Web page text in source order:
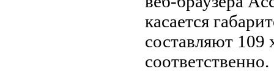
касается
составляют
соответственно.